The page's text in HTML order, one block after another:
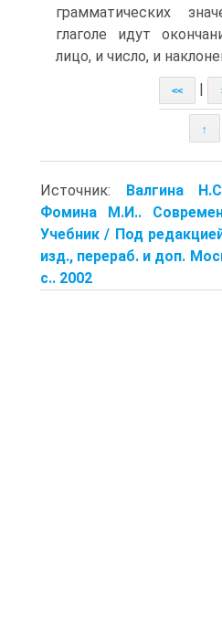
грамматических
глаголе идут
лицо, и число, и
<<
↑
Источник: Валгина
Фомина М.И..
Учебник / Под
изд., перераб. и доп.
с.. 2002